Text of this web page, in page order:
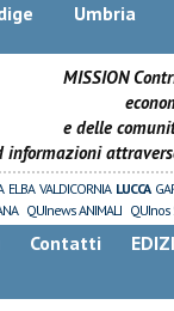
Umbria
MISSION
e delle
informazioni
ELBA VALDICORNIA LUCCA
QUInews ANIMALI
Contatti